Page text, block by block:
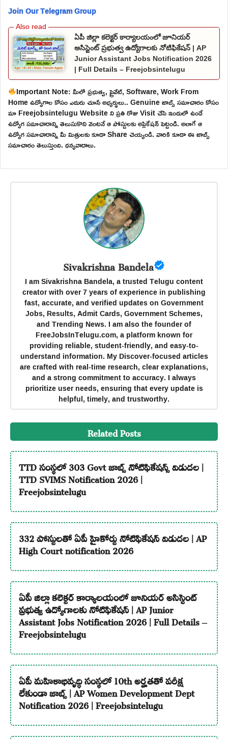
Join Our Telegram Group
ఏపీ జిల్లా కలెక్టర్ కార్యాలయంలో జూనియర్
అసిస్టెంట్ ప్రభుత్వ ఉద్యోగాలకు నోటిఫికేషన్ | AP
Junior Assistant Jobs Notification 2026
| Full Details – Freejobsintelugu
Important Note: మీలో ప్రభుత్వ, ప్రైవేట్, Software, Work From
Home ఉద్యోగాల కోసం ఎదురు చూసే అభ్యర్థులు.. Genuine జాబ్స్ సమాచారం కోసం
మా Freejobsintelugu Website ని ప్రతి రోజు Visit చేసి ఇందులో ఉండే
ఉద్యోగ సమాచారాన్ని తెలుసుకొని వెంటనే ఆ పోస్టులకు అప్లికేషన్ పెట్టండి. అలాగే ఆ
ఉద్యోగ సమాచారాన్ని మీ మిత్రులకు కూడా Share చెయ్యండి. వారికి కూడా ఈ జాబ్స్
సమాచారం తెలుస్తుంది. ధన్యవాదాలు.
Sivakrishna Bandela
I am Sivakrishna Bandela, a trusted Telugu content
creator with over 7 years of experience in publishing
fast, accurate, and verified updates on Government
Jobs, Results, Admit Cards, Government Schemes,
and Trending News. I am also the founder of
FreeJobsInTelugu.com, a platform known for
providing reliable, student-friendly, and easy-to-
understand information. My Discover-focused articles
are crafted with real-time research, clear explanations,
and a strong commitment to accuracy. I always
prioritize user needs, ensuring that every update is
helpful, timely, and trustworthy.
Related Posts
TTD సంస్థలో 303 Govt జాబ్స్ నోటిఫికేషన్స్ విడుదల |
TTD SVIMS Notification 2026 |
Freejobsintelugu
332 పోస్టులతో ఏపీ హైకోర్టు నోటిఫికేషన్ విడుదల | AP
High Court notification 2026
ఏపీ జిల్లా కలెక్టర్ కార్యాలయంలో జూనియర్ అసిస్టెంట్
ప్రభుత్వ ఉద్యోగాలకు నోటిఫికేషన్ | AP Junior
Assistant Jobs Notification 2026 | Full Details –
Freejobsintelugu
ఏపీ మహిళాభివృద్ధి సంస్థలో 10th అర్హతతో పరీక్ష
లేకుండా జాబ్స్ | AP Women Development Dept
Notification 2026 | Freejobsintelugu